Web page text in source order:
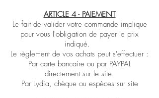
ARTICLE 4 - PAIEMENT
Le fait de valider votre commande implique
pour vous l'obligation de payer le prix
indiqué.
Le règlement de vos achats peut s'effectuer :
Par carte bancaire ou par PAYPAL
directement sur le site.
Par Lydia, chèque ou espèces sur site